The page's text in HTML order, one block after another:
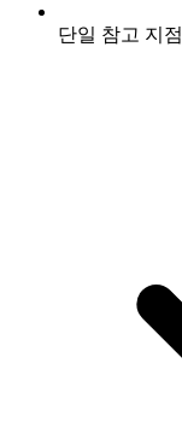
단일 참고 지점